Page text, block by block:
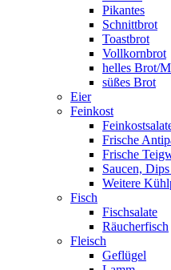
Pikantes
Schnittbrot
Toastbrot
Vollkornbrot
helles Brot/
süßes Brot
Eier
Feinkost
Frische
Frische
Saucen,
Weitere
Fisch
Fischsalate
Räucherfisch
Fleisch
Geflügel